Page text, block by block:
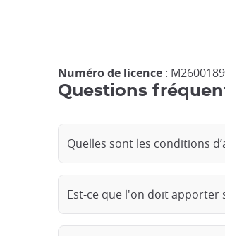
Numéro de licence :
Questions
Quelles sont les conditions
Est-ce que l'on doit apporter